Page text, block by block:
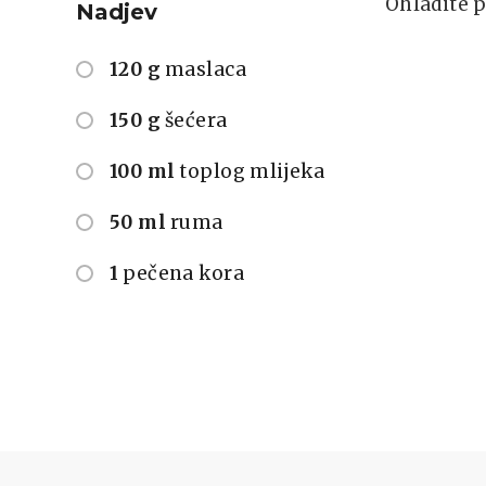
Nadjev
120 g maslaca
150 g šećera
100 ml toplog mlijeka
50 ml ruma
1 pečena kora